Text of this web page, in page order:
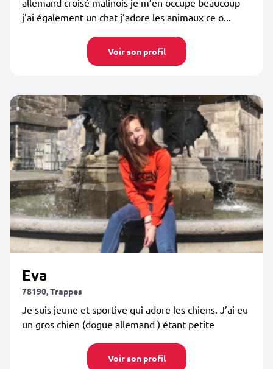
allemand croisé malinois je m’en occupe beaucoup
j’ai également un chat j’adore les animaux ce o...
Voir son profil
Eva
78190, Trappes
Je suis jeune et sportive qui adore les chiens. J’ai eu
un gros chien (dogue allemand ) étant petite
Voir son profil